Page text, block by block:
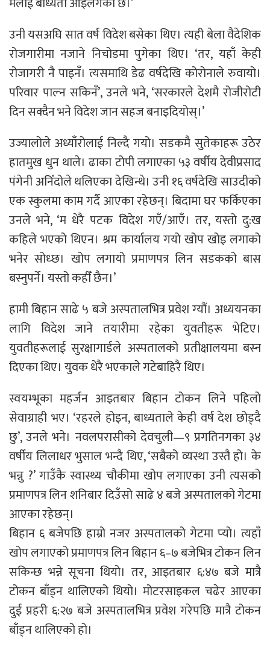
उनी यसअघि सात वर्ष विदेश बसेका थिए। त्यही बेला वैदेशिक
रोजगारीमा नजाने निचोडमा पुगेका थिए। ‘तर, यहाँ केही
रोजागरी नै पाइनँ। त्यसमाथि डेढ वर्षदेखि कोरोनाले रुवायो।
परिवार पाल्न सकिनँ’, उनले भने, ‘सरकारले देशमै रोजीरोटी
दिन सक्दैन भने विदेश जान सहज बनाइदियोस्।’
उज्यालोले अध्याँरोलाई निल्दै गयो। सडकमै सुतेकाहरू उठेर
हातमुख धुन थाले। ढाका टोपी लगाएका ५३ वर्षीय देवीप्रसाद
पंगेनी अनिँदोले थलिएका देखिन्थे। उनी १६ वर्षदेखि साउदीको
एक स्कुलमा काम गर्दै आएका रहेछन्। बिदामा घर फर्किएका
उनले भने, ‘म धेरै पटक विदेश गएँ/आएँ। तर, यस्तो दु:ख
कहिले भएको थिएन। श्रम कार्यालय गयो खोप खोइ लगाको
भनेर सोध्छ। खोप लगायो प्रमाणपत्र लिन सडकको बास
बस्नुपर्ने। यस्तो कहीँ छैन।’
हामी बिहान साढे ५ बजे अस्पतालभित्र प्रवेश ग्‍यौं। अध्ययनका
लागि विदेश जाने तयारीमा रहेका युवतीहरू भेटिए।
युवतीहरूलाई सुरक्षागार्डले अस्पतालको प्रतीक्षालयमा बस्न
दिएका थिए। युवक धेरै भएकाले गटेबाहिरै थिए।
स्वयम्भूका महर्जन आइतबार बिहान टोकन लिने पहिलो
सेवाग्राही भए। ‘रहरले होइन, बाध्यताले केही वर्ष देश छोड्दै
छु’, उनले भने। नवलपरासीको देवचुली—९ प्रगतिनगका ३४
वर्षीय लिलाधर भुसाल भन्दै थिए, ‘सबैको व्यस्था उस्तै हो। के
भन्नु ?’ गाउँकै स्वास्थ्य चौकीमा खोप लगाएका उनी त्यसको
प्रमाणपत्र लिन शनिबार दिउँसो साढे ४ बजे अस्पतालको गेटमा
आएका रहेछन्।
बिहान ६ बजेपछि हाम्रो नजर अस्पतालको गेटमा प्‍यो। त्यहाँ
खोप लगाएको प्रमाणपत्र लिन बिहान ६–७ बजेभित्र टोकन लिन
सकिन्छ भन्ने सूचना थियो। तर, आइतबार ६:४७ बजे मात्रै
टोकन बाँड्न थालिएको थियो। मोटरसाइकल चढेर आएका
दुई प्रहरी ६:२७ बजे अस्पतालभित्र प्रवेश गरेपछि मात्रै टोकन
बाँड्न थालिएको हो।